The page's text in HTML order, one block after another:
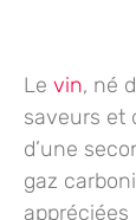
Le vin, né
saveurs et
d’une
gaz
appréciées